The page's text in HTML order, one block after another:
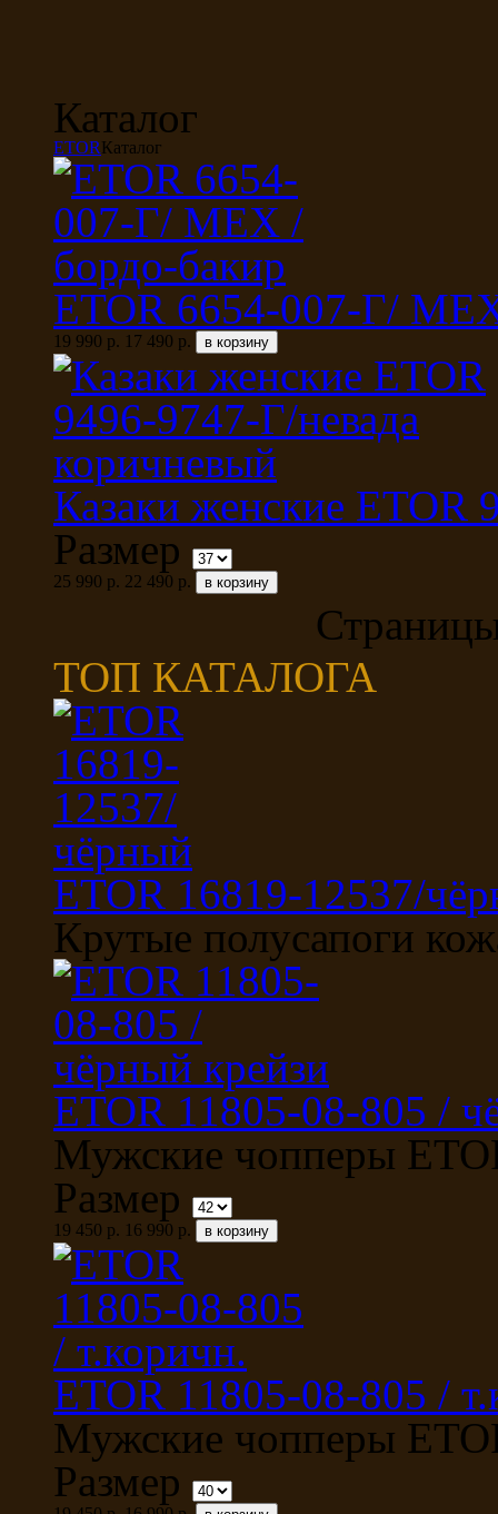
Каталог
ETORКаталог
ETOR 6654-007-Г/
19 990 р. 17 490 р.
Казаки женские ETOR
Размер
25 990 р. 22 490 р.
ТОП КАТАЛОГА
ETOR 16819-12537/
Крутые полусапоги
ETOR 11805-08-805 /
Мужские чопперы
Размер
19 450 р. 16 990 р.
ETOR 11805-08-805 /
Мужские чопперы
Размер